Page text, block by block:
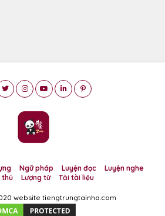
Ngữ pháp Luyện đọc
Luyện nghe
thủ
Lượng từ Tải tài liệu
website tiengtrungtainha.com